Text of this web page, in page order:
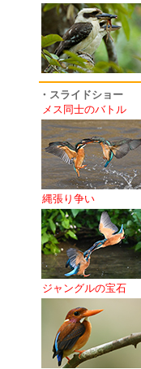
・スライドショー
メス同士のバトル
縄張り争い
ジャングルの宝石